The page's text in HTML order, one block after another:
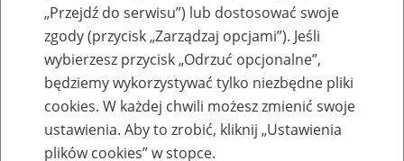
Zaproś ZUS do siebie: Aktywni 50+
„Przejdź do serwisu”) lub dostosować swoje
zgody (przycisk „Zarządzaj opcjami”). Jeśli
wybierzesz przycisk „Odrzuć opcjonalne”,
będziemy wykorzystywać tylko niezbędne pliki
cookies. W każdej chwili możesz zmienić swoje
ustawienia. Aby to zrobić, kliknij „Ustawienia
plików cookies” w stopce.